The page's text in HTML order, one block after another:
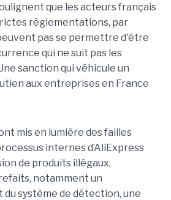
que les acteurs français
réglementations, par
pas se permettre d'être
qui ne suit pas les
sanction qui véhicule un
aux entreprises en France
mis en lumière des failles
internes d’AliExpress
de produits illégaux,
notamment un
système de détection, une